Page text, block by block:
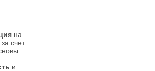
на
счет
и